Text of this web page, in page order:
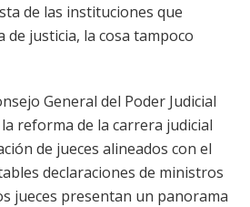
de las instituciones que
de justicia, la cosa tampoco
General del Poder Judicial
reforma de la carrera judicial
de jueces alineados con el
declaraciones de ministros
jueces presentan un panorama